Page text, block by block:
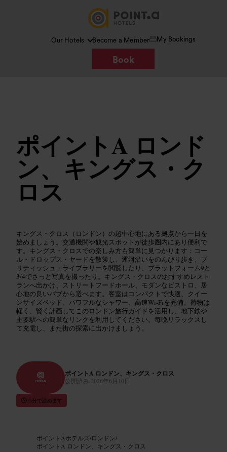
Our Hotels Become a Member My Bookings
Book
ポイントA ロンド
ン、キングス・ク
ロス
キングス・クロス（ロンドン）の超中心地にある拠点から一日を
始めましょう。交通機関や観光スポットが徒歩圏内にあり便利で
す。キングス・クロスでの楽しみ方も簡単に見つかります：コー
ル・ドロップス・ヤードを散策し、運河沿いをのんびり歩き、ブ
リティッシュ・ライブラリーを閲覧したり、プラットフォーム9と
3/4でさっと写真を撮ったり。キングス・クロスのおすすめレスト
ランへ出かけ、ストリートフードホール、モダンなビストロ、居
心地の良いパブから選べます。客室はコンパクトで快適、クイー
ンサイズベッド、パワフルなシャワー、高速Wi‑Fiを完備。荷物は
軽く、賢く計画してこのロンドン旅行ガイドを活用し、地下鉄や
主要駅への簡単なリンクを利用してください。毎晩リラックスし
て充電し、また街の探索に出かけましょう。
ポイントA ロンドン、キングス・クロス
公開済み 2026年6月10日
13分で読めます
ポイントAホテルズ/ロンドン/
ポイントA ロンドン、キングス・クロス